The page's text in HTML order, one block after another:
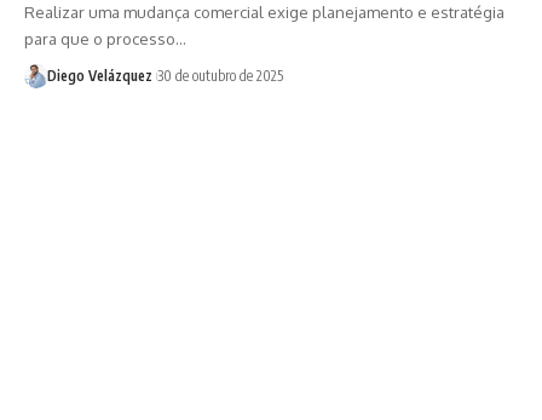
Realizar uma mudança comercial exige planejamento e estratégia
para que o processo…
Diego Velázquez 30 de outubro de 2025